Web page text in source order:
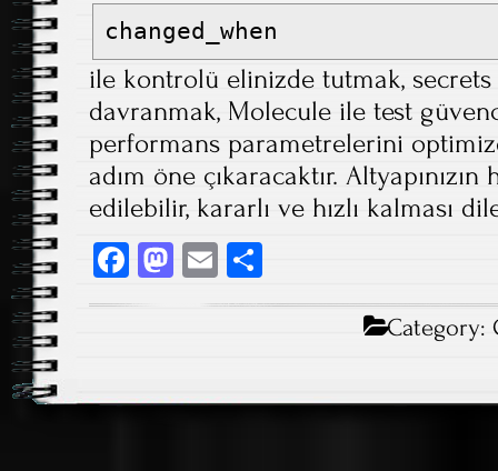
changed_when
ile kontrolü elinizde tutmak,
davranmak, Molecule ile test
performans parametrelerini
adım öne çıkaracaktır.
edilebilir, kararlı ve hızlı kalması
Fa
ce
ok
M
o
E
m ha
Category: